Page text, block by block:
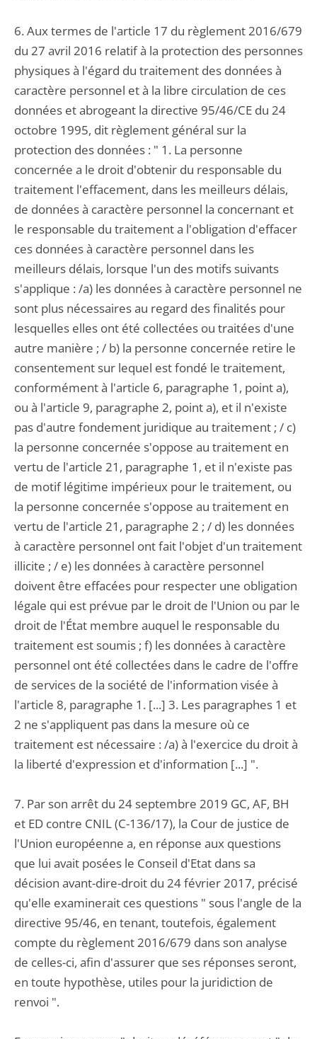
6. Aux termes de l'article 17 du règlement 2016/679
du 27 avril 2016 relatif à la protection des personnes
physiques à l'égard du traitement des données à
caractère personnel et à la libre circulation de ces
données et abrogeant la directive 95/46/CE du 24
octobre 1995, dit règlement général sur la
protection des données : " 1. La personne
concernée a le droit d'obtenir du responsable du
traitement l'effacement, dans les meilleurs délais,
de données à caractère personnel la concernant et
le responsable du traitement a l'obligation d'effacer
ces données à caractère personnel dans les
meilleurs délais, lorsque l'un des motifs suivants
s'applique : /a) les données à caractère personnel ne
sont plus nécessaires au regard des finalités pour
lesquelles elles ont été collectées ou traitées d'une
autre manière ; / b) la personne concernée retire le
consentement sur lequel est fondé le traitement,
conformément à l'article 6, paragraphe 1, point a),
ou à l'article 9, paragraphe 2, point a), et il n'existe
pas d'autre fondement juridique au traitement ; / c)
la personne concernée s'oppose au traitement en
vertu de l'article 21, paragraphe 1, et il n'existe pas
de motif légitime impérieux pour le traitement, ou
la personne concernée s'oppose au traitement en
vertu de l'article 21, paragraphe 2 ; / d) les données
à caractère personnel ont fait l'objet d'un traitement
illicite ; / e) les données à caractère personnel
doivent être effacées pour respecter une obligation
légale qui est prévue par le droit de l'Union ou par le
droit de l'État membre auquel le responsable du
traitement est soumis ; f) les données à caractère
personnel ont été collectées dans le cadre de l'offre
de services de la société de l'information visée à
l'article 8, paragraphe 1. [...] 3. Les paragraphes 1 et
2 ne s'appliquent pas dans la mesure où ce
traitement est nécessaire : /a) à l'exercice du droit à
la liberté d'expression et d'information [...] ".
7. Par son arrêt du 24 septembre 2019 GC, AF, BH
et ED contre CNIL (C-136/17), la Cour de justice de
l'Union européenne a, en réponse aux questions
que lui avait posées le Conseil d'Etat dans sa
décision avant-dire-droit du 24 février 2017, précisé
qu'elle examinerait ces questions " sous l'angle de la
directive 95/46, en tenant, toutefois, également
compte du règlement 2016/679 dans son analyse
de celles-ci, afin d'assurer que ses réponses seront,
en toute hypothèse, utiles pour la juridiction de
renvoi ".